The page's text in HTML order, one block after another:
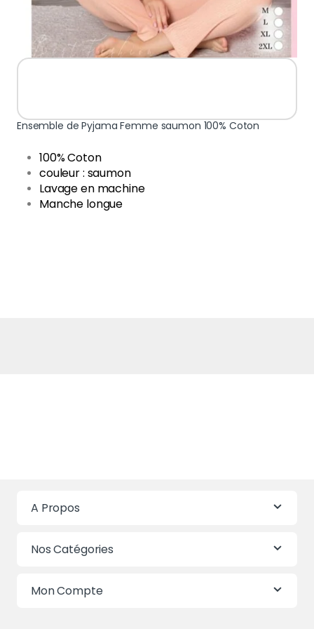
Ensemble de Pyjama Femme saumon 100% Coton
100% Coton
couleur : saumon
Lavage en machine
Manche longue
A Propos
Nos Catégories
Mon Compte